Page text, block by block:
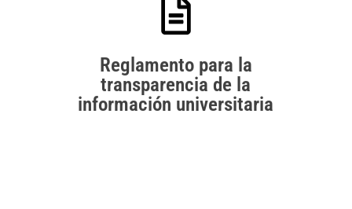
Reglamento para la
transparencia de la
información universitaria
REGLAMENTO PARA LA TRANSPARENCIA DE LA
INFORMACIÓN UNIVERSITARIA
Ver más